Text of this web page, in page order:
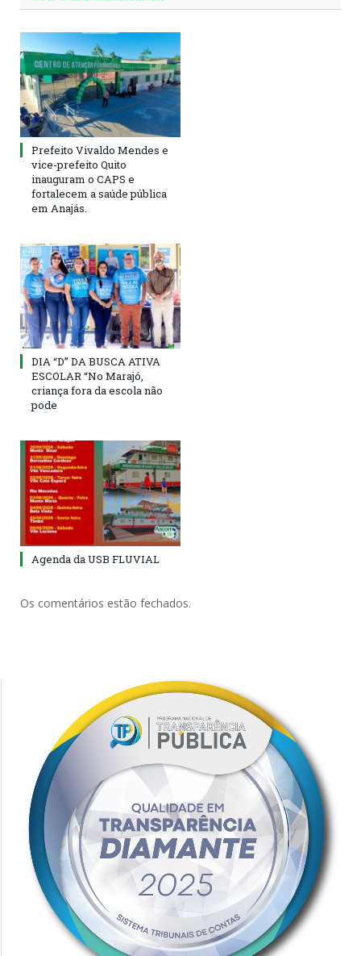
Prefeito Vivaldo Mendes e
vice-prefeito Quito
inauguram o CAPS e
fortalecem a saúde pública
em Anajás.
DIA “D” DA BUSCA ATIVA
ESCOLAR “No Marajó,
criança fora da escola não
pode
Agenda da USB FLUVIAL
Os comentários estão fechados.